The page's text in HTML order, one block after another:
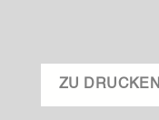
ZU DRUCKEN